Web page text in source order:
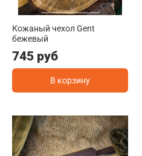
Кожаный чехол Gent
бежевый
745 руб
В корзину